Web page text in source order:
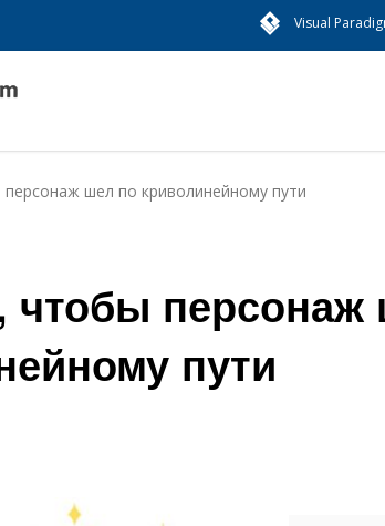
Visual
шел по криволинейному пути
чтобы персонаж
пути